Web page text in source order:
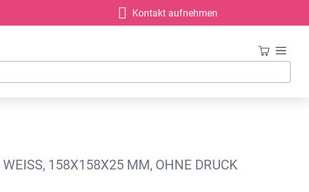
Kontakt aufnehmen
158X158X25 MM, OHNE DRUCK